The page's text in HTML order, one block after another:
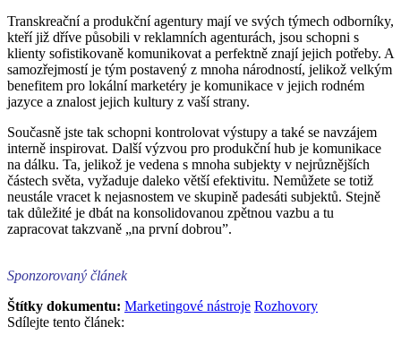
Transkreační a produkční agentury mají ve svých týmech odborníky,
kteří již dříve působili v reklamních agenturách, jsou schopni s
klienty sofistikovaně komunikovat a perfektně znají jejich potřeby. A
samozřejmostí je tým postavený z mnoha národností, jelikož velkým
benefitem pro lokální marketéry je komunikace v jejich rodném
jazyce a znalost jejich kultury z vaší strany.
Současně jste tak schopni kontrolovat výstupy a také se navzájem
interně inspirovat. Další výzvou pro produkční hub je komunikace
na dálku. Ta, jelikož je vedena s mnoha subjekty v nejrůznějších
částech světa, vyžaduje daleko větší efektivitu. Nemůžete se totiž
neustále vracet k nejasnostem ve skupině padesáti subjektů. Stejně
tak důležité je dbát na konsolidovanou zpětnou vazbu a tu
zapracovat takzvaně „na první dobrou”.
Sponzorovaný článek
Štítky dokumentu: Marketingové nástroje Rozhovory
Sdílejte tento článek: